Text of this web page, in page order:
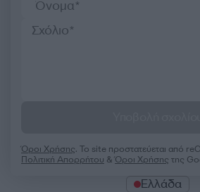
Όροι Χρήσης. Το site προστατεύεται από
Πολιτική Απορρήτου &Όροι Χρήσης της
Ελλάδα